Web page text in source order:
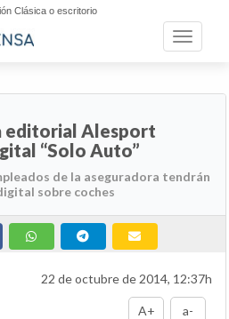
Clásica o escritorio
Toggle
editorial Alesport
“Solo Auto”
de la aseguradora tendrán
sobre coches
22 de octubre de 2014, 12:37h
A+ a-